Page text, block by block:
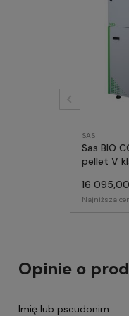
SAS
Sas BIO
pellet V
16 095,00
Najniższa
Opinie o
Imię lub pseudonim: